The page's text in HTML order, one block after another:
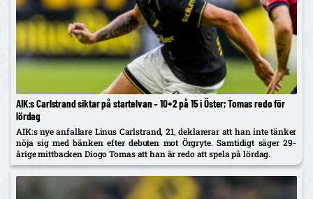
AIK:s Carlstrand siktar på startelvan – 10+2 på 15 i Öster; Tomas redo för
lördag
AIK:s nye anfallare Linus Carlstrand, 21, deklarerar att han inte tänker
nöja sig med bänken efter debuten mot Örgryte. Samtidigt säger 29-
årige mittbacken Diogo Tomas att han är redo att spela på lördag.